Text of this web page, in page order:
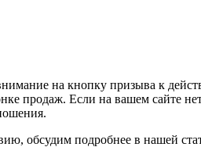
на кнопку призыва к
продаж. Если на вашем сайте
обсудим подробнее в нашей